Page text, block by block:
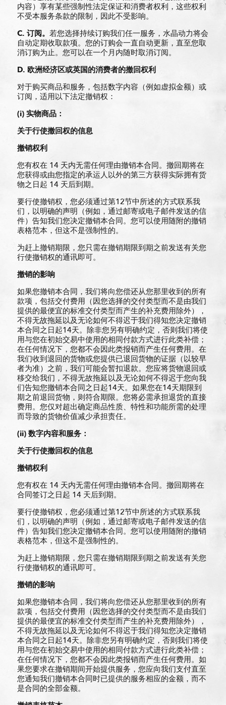
内容）享有某些强制性法定保证和消费者权利，这些权利
不受本服务条款的限制，因此不受影响。
C. 订阅。 若您选择持续订购我们任一服务，水晶动力将会
自动定期收取款项。您的订购会一直自动更新，直至您取
消订购为止。您可以在一个月内随时取消订阅。
D. 欧洲经济区或英国的消费者的撤回权利
对于购买商品和服务，包括数字内容（例如虚拟金额）或
订阅，适用以下法定撤销权：
(i) 实物商品：
关于行使撤回权的信息
撤销权利
您有权在 14 天内无需任何理由撤销本合同。撤回期将在
您获得或由您指定的承运人以外的第三方获得实际拥有货
物之日起 14 天后到期。
要行使撤销权，您必须通过第12节中所述的方式联系我
们，以明确的声明（例如，通过邮寄或电子邮件发送的信
件）告知我们您决定撤销本合同。您可以使用随附的撤销
表格范本，但这不是强制性的。
为赶上撤销期限，您只需在撤销期限到期之前发送有关您
行使撤销权的通讯即可。
撤销的影响
如果您撤销本合同，我们将向您偿还从您那里收到的所有
款项，包括交付费用（因您选择的交付类型而不是由我们
提供的最便宜的标准交付类型而产生的补充费用除外），
不得无故拖延以及无论如何不得迟于我们得知您决定撤销
本合同之日起14天。除非您另有明确约定，否则我们将使
用与您在初始交易中使用的相同付款方式进行此类补偿；
在任何情况下，您都不会因此类报销而产生任何费用。在
我们收到退回的货物或您提供已退回货物的证据（以较早
者为准）之前，我们可能会暂扣退款。您应将货物退回或
移交给我们，不得无故拖延以及无论如何不得迟于您向我
们告知您撤销本合同之日起14天。如果您在14天期限到
期之前退回货物，则符合期限。您将必需承担退货的直接
费用。您仅对超出确定商品性质、特性和功能所需的处理
而导致的货物价值减少承担责任。
(ii) 数字内容和服务：
关于行使撤回权的信息
撤销权利
您有权在 14 天内无需任何理由撤销本合同。撤回期将在
合同签订之日起 14 天后到期。
要行使撤销权，您必须通过第12节中所述的方式联系我
们，以明确的声明（例如，通过邮寄或电子邮件发送的信
件）告知我们您决定撤销本合同。您可以使用随附的撤销
表格范本，但这不是强制性的。
为赶上撤销期限，您只需在撤销期限到期之前发送有关您
行使撤销权的通讯即可。
撤销的影响
如果您撤销本合同，我们将向您偿还从您那里收到的所有
款项，包括交付费用（因您选择的交付类型而不是由我们
提供的最便宜的标准交付类型而产生的补充费用除外），
不得无故拖延以及无论如何不得迟于我们得知您决定撤销
本合同之日起14天。除非您另有明确约定，否则我们将使
用与您在初始交易中使用的相同付款方式进行此类补偿；
在任何情况下，您都不会因此类报销而产生任何费用。如
果您要求在撤销期间开始提供服务，您应向我们支付直至
您通知我们撤销本合同时已提供的服务相应的金额，而不
是合同的全部金额。